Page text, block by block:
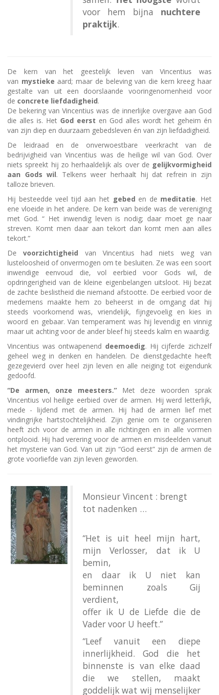
voor hem bijna nuchtere
praktijk.
De kern van het geestelijk leven van Vincentius was
van mystieke aard; maar de beleving van die kern kreeg haar
gestalte van uit een doorslaande vooringenomenheid voor
de concrete liefdadigheid.
De bekering van Vincentius was de innerlijke overgave aan God
die alles is. Het God eerst en God alles wordt het geheim én
van zijn diep en duurzaam gebedsleven én van zijn liefdadigheid.
De leidraad en de onverwoestbare veerkracht van de
bedrijvigheid van Vincentius was de heilige wil van God. Over
niets spreekt hij zo herhaaldelijk als over de gelijkvormigheid
aan Gods wil. Telkens weer herhaalt hij dat refrein in zijn
talloze brieven.
Hij besteedde veel tijd aan het gebed en de meditatie. Het
ene vloeide in het andere. De kern van beide was de vereniging
met God. “ Het inwendig leven is nodig; daar moet ge naar
streven. Komt men daar aan tekort dan komt men aan alles
tekort.”
Devoorzichtigheid van Vincentius had niets weg van
lusteloosheid of onvermogen om te besluiten. Ze was een soort
inwendige eenvoud die, vol eerbied voor Gods wil, de
opdringerigheid van de kleine eigenbelangen uitsloot. Hij bezat
de zachte beslistheid die niemand afstootte. De eerbied voor de
medemens maakte hem zo beheerst in de omgang dat hij
steeds voorkomend was, vriendelijk, fijngevoelig en kies in
woord en gebaar. Van temperament was hij levendig en vinnig
maar uit achting voor de ander bleef hij steeds kalm en waardig.
Vincentius was ontwapenend deemoedig. Hij cijferde zichzelf
geheel weg in denken en handelen. De dienstgedachte heeft
gezegevierd over heel zijn leven en alle neiging tot eigendunk
gedoofd.
“De armen, onze meesters.” Met deze woorden sprak
Vincentius vol heilige eerbied over de armen. Hij werd letterlijk,
mede - lijdend met de armen. Hij had de armen lief met
vindingrijke hartstochtelijkheid. Zijn genie om te organiseren
heeft zich voor de armen in alle richtingen en in alle vormen
ontplooid. Hij had verering voor de armen en misdeelden vanuit
het mysterie van God. Van uit zijn “God eerst” zijn de armen de
grote voorliefde van zijn leven geworden.
Monsieur Vincent : brengt
tot nadenken …
“Het is uit heel mijn hart,
mijn Verlosser, dat ik U
bemin,
en daar ik U niet kan
beminnen zoals Gij
verdient,
offer ik U de Liefde die de
Vader voor U heeft.”
“Leef vanuit een diepe
innerlijkheid. God die het
binnenste is van elke daad
die we stellen, maakt
goddelijk wat wij menselijker